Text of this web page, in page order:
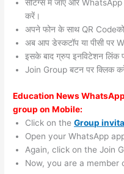
सेटिंग्स में जाएं और WhatsApp
करें।
अपने फोन के साथ QR
अब आप डेस्कटॉप या पीसी पर
इसके बाद ग्रुप इनविटेशन
Join Group बटन पर क्लिक
Education News
group on Mobile:
Click on theGroup
Open your WhatsApp
Again, click on the Join
Now, you are a member